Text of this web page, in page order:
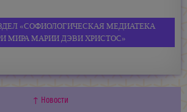
«СОФИОЛОГИЧЕСКАЯ МЕДИАТЕКА
МИРА МАРИИ ДЭВИ ХРИСТОС»
↑ Новости